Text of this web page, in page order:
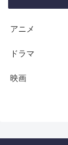
アニメ
ドラマ
映画